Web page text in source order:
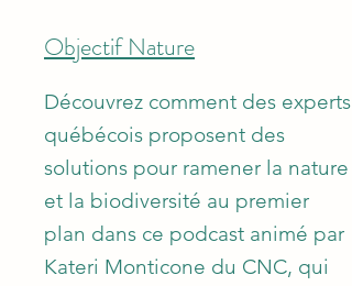
Objectif Nature
Découvrez comment des experts
québécois proposent des
solutions pour ramener la nature
et la biodiversité au premier
plan dans ce podcast animé par
Kateri Monticone du CNC, qui